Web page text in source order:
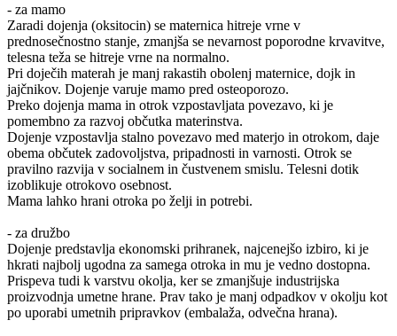
- za mamo
Zaradi dojenja (oksitocin) se maternica hitreje vrne v
prednosečnostno stanje, zmanjša se nevarnost poporodne krvavitve,
telesna teža se hitreje vrne na normalno.
Pri doječih materah je manj rakastih obolenj maternice, dojk in
jajčnikov. Dojenje varuje mamo pred osteoporozo.
Preko dojenja mama in otrok vzpostavljata povezavo, ki je
pomembno za razvoj občutka materinstva.
Dojenje vzpostavlja stalno povezavo med materjo in otrokom, daje
obema občutek zadovoljstva, pripadnosti in varnosti. Otrok se
pravilno razvija v socialnem in čustvenem smislu. Telesni dotik
izoblikuje otrokovo osebnost.
Mama lahko hrani otroka po želji in potrebi.
- za družbo
Dojenje predstavlja ekonomski prihranek, najcenejšo izbiro, ki je
hkrati najbolj ugodna za samega otroka in mu je vedno dostopna.
Prispeva tudi k varstvu okolja, ker se zmanjšuje industrijska
proizvodnja umetne hrane. Prav tako je manj odpadkov v okolju kot
po uporabi umetnih pripravkov (embalaža, odvečna hrana).